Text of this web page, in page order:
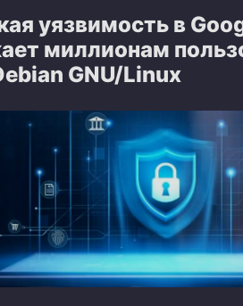
уязвимость в
миллионам
GNU/Linux